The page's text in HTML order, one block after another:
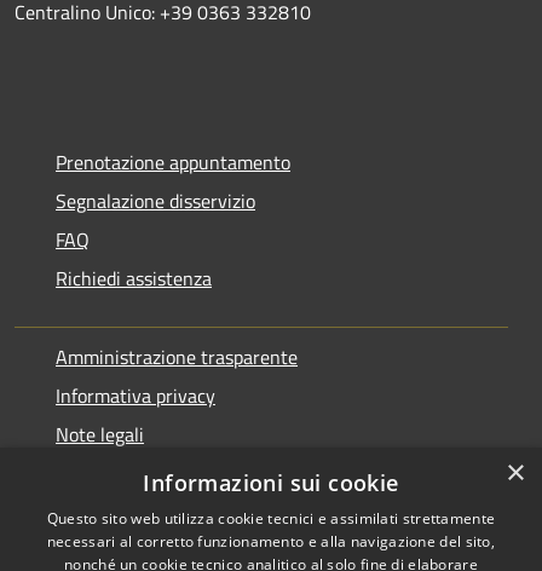
Centralino Unico: +39 0363 332810
Prenotazione appuntamento
Segnalazione disservizio
FAQ
Richiedi assistenza
Amministrazione trasparente
Informativa privacy
Note legali
Dichiarazione di accessibilità
×
Informazioni sui cookie
Questo sito web utilizza cookie tecnici e assimilati strettamente
necessari al corretto funzionamento e alla navigazione del sito,
nonché un cookie tecnico analitico al solo fine di elaborare